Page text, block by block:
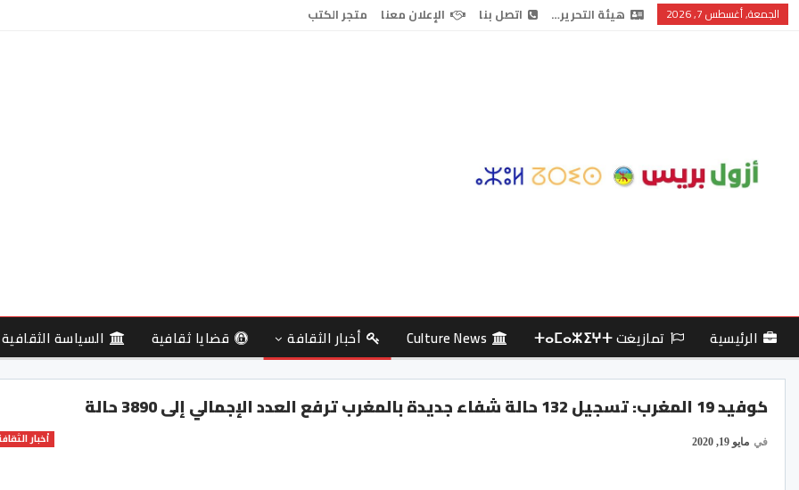
الجمعة, أغسطس 7, 2026 هيئة التحرير… اتصل بنا الإعلان معنا متجر الكتب
الرئيسية تمازيغت ⵜⴰⵎⴰⵣⵉⵖⵜ Culture News أخبار الثقافة قضايا ثقافية السياسة الثقافية
كوفيد 19 المغرب: تسجيل 132 حالة شفاء جديدة بالمغرب ترفع العدد الإجمالي إلى 3890 حالة
أخبار في مايو 19, 2020